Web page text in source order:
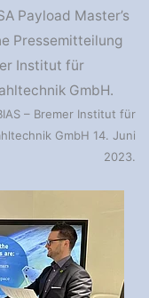
Payload Master’s
Pressemitteilung
Institut für
GmbH.
– Bremer Institut für
GmbH 14. Juni
2023.